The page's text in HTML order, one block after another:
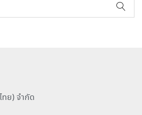
ทย) จำกัด